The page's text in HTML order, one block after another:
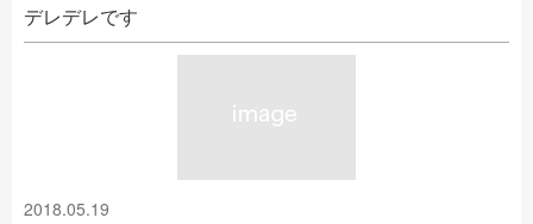
デレデレです
2018.05.19